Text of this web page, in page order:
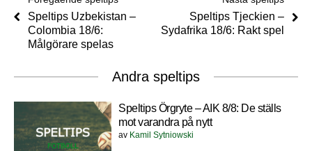
Speltips Uzbekistan –
Colombia 18/6:
Målgörare spelas
Speltips Tjeckien –
Sydafrika 18/6: Rakt spel
Andra speltips
Speltips Örgryte – AIK 8/8: De ställs
mot varandra på nytt
av Kamil Sytniowski